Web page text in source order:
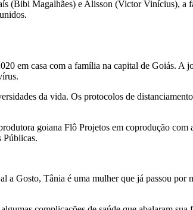
Magalhães) e Alisson (Victor Vinícius), a
em casa com a família na capital de Goiás. A
da vida. Os protocolos de
goiana Flô Projetos em coprodução
Públicas.
a Gosto, Tânia é uma mulher que já passou